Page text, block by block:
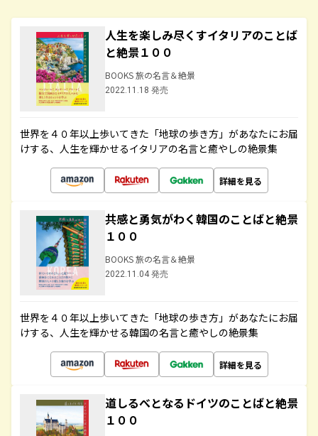
人生を楽しみ尽くすイタリアのことば
と絶景１００
BOOKS 旅の名言＆絶景
2022.11.18 発売
世界を４０年以上歩いてきた「地球の歩き方」があなたにお届
けする、人生を輝かせるイタリアの名言と癒やしの絶景集
詳細を見る
共感と勇気がわく韓国のことばと絶景
１００
BOOKS 旅の名言＆絶景
2022.11.04 発売
世界を４０年以上歩いてきた「地球の歩き方」があなたにお届
けする、人生を輝かせる韓国の名言と癒やしの絶景集
詳細を見る
道しるべとなるドイツのことばと絶景
１００